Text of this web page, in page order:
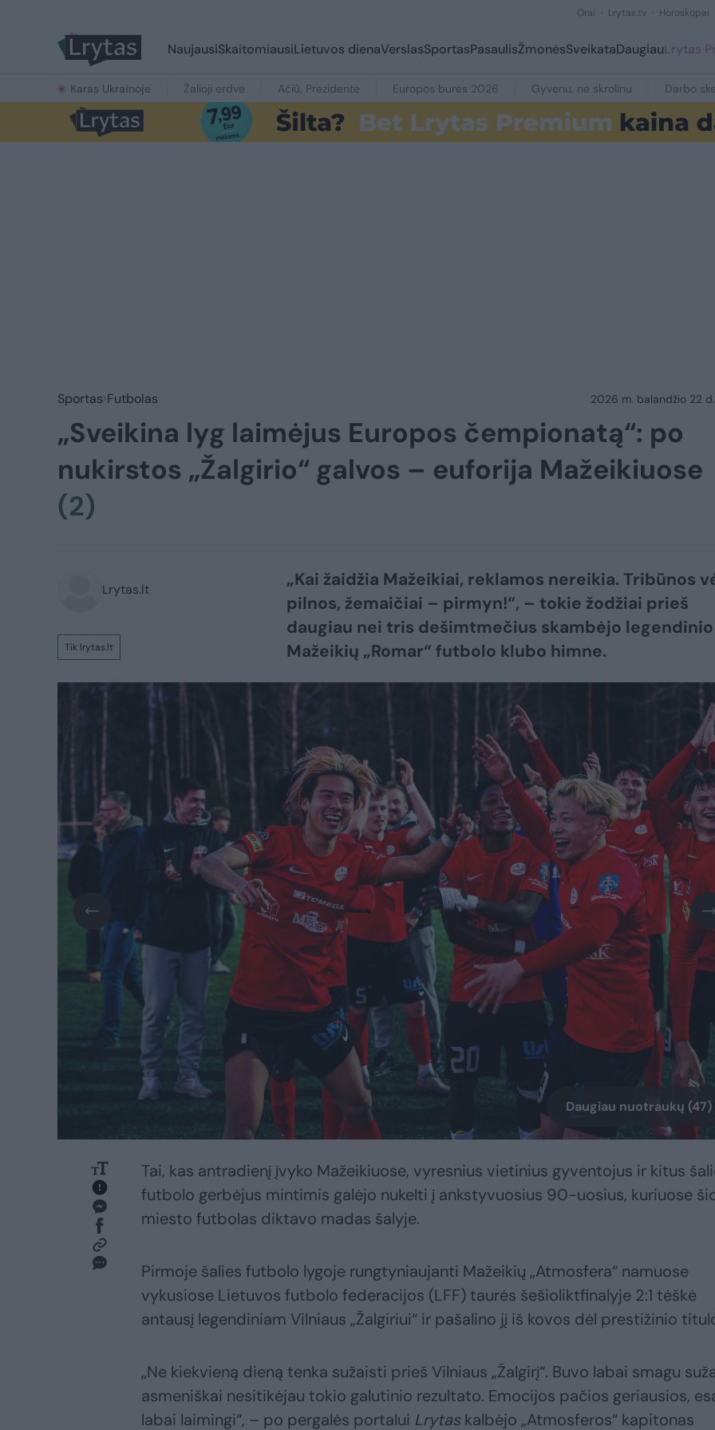
Orai Lrytas.tv Horoskopai
NaujausiSkaitomiausiLietuvos dienaVerslasSportasPasaulisŽmonėsSveikataDaugiauLrytas
Karas Ukrainoje Žalioji erdvė Ačiū, Prezidente Europos burės 2026 Gyvenu, ne skrolinu Darbo
Sportas Futbolas 2026 m. balandžio 22
„Sveikina lyg laimėjus Europos čempionatą“: po
nukirstos „Žalgirio“ galvos – euforija Mažeikiuose
(2)
Lrytas.lt
Tik lrytas.lt
„Kai žaidžia Mažeikiai, reklamos nereikia. Tribūnos
pilnos, žemaičiai – pirmyn!“, – tokie žodžiai prieš
daugiau nei tris dešimtmečius skambėjo legendinio
Mažeikių „Romar“ futbolo klubo himne.
Daugiau nuotraukų (47)
Tai, kas antradienį įvyko Mažeikiuose, vyresnius vietinius gyventojus ir kitus
futbolo gerbėjus mintimis galėjo nukelti į ankstyvuosius 90-uosius, kuriuose
miesto futbolas diktavo madas šalyje.
Pirmoje šalies futbolo lygoje rungtyniaujanti Mažeikių „Atmosfera“ namuose
vykusiose Lietuvos futbolo federacijos (LFF) taurės šešioliktfinalyje 2:1 tėškė
antausį legendiniam Vilniaus „Žalgiriui“ ir pašalino jį iš kovos dėl prestižinio
„Ne kiekvieną dieną tenka sužaisti prieš Vilniaus „Žalgirį“. Buvo labai smagu
asmeniškai nesitikėjau tokio galutinio rezultato. Emocijos pačios geriausios,
labai laimingi“, – po pergalės portalui Lrytaskalbėjo „Atmosferos“ kapitonas